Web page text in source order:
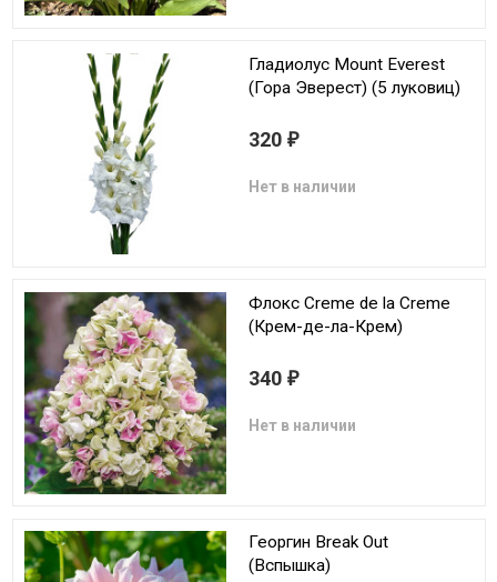
Гладиолус Mount Everest
(Гора Эверест) (5 луковиц)
320 ₽
Нет в наличии
Флокс Creme de la Creme
(Крем-де-ла-Крем)
340 ₽
Нет в наличии
Георгин Break Out
(Вспышка)